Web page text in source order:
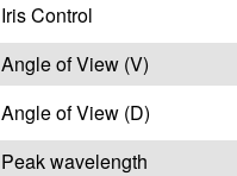
Iris Control
Angle of View (V)
Angle of View (D)
Peak wavelength